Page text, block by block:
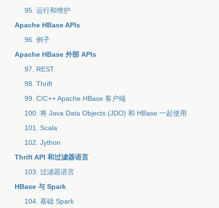
95. 运行和维护
Apache HBase APIs
96. 例子
Apache HBase 外部 APIs
97. REST
98. Thrift
99. C/C++ Apache HBase 客户端
100. 将 Java Data Objects (JDO) 和 HBase 一起使用
101. Scala
102. Jython
Thrift API 和过滤器语言
103. 过滤器语言
HBase 与 Spark
104. 基础 Spark